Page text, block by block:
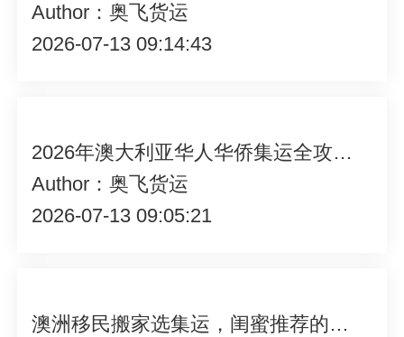
Author：奥飞货运
2026-07-13 09:14:43
2026年澳大利亚华人华侨集运全攻略，政策拆解・渠道研判・避坑指南
Author：奥飞货运
2026-07-13 09:05:21
澳洲移民搬家选集运，闺蜜推荐的深圳奥飞货运太香了